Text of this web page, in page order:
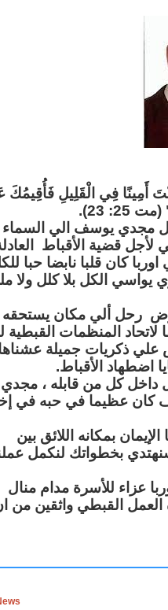
أَمِينًا فِي الْقَلِيلِ فَأُقِيمُكَ
23).
مجدي يوسف الي السماء
قضية الأقباط
كان قلبا نابضا حبا
يواسي الكل بلا كلل ولا
رحل ألي مكان
المنظمات القبطية
علي ذكريات جميلة
اضطهاد الأقباط.
داخل كل من قابله ، مجدي
عظيما في حبه في
بمكانه اللائق بين
بخطواتك لنكمل
عزاء للأسرة مدام منال
العمل القبطي واثقين من